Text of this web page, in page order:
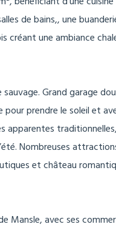
de bains,, une
une ambiance
Grand garage
prendre le soleil et
Nombreuses
et château
Mansle, avec ses